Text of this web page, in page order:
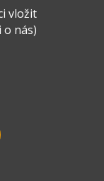
vložit
nás)